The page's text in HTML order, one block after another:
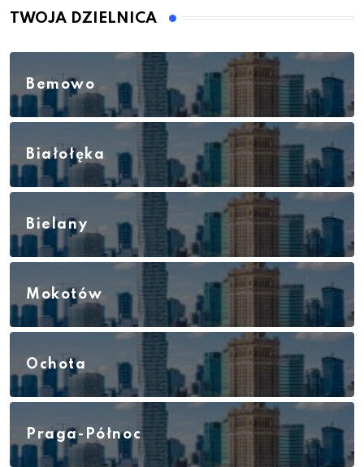
TWOJA DZIELNICA
Bemowo
Białołęka
Bielany
Mokotów
Ochota
Praga-Północ